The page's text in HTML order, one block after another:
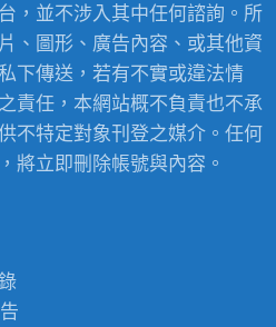
，並不涉入其中任何諮詢。所
、圖形、廣告內容、或其他資
下傳送，若有不實或違法情
責任，本網站概不負責也不承
不特定對象刊登之媒介。任何
將立即刪除帳號與內容。